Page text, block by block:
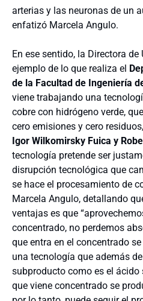
arterias y las neuronas de un
enfatizó Marcela Angulo.
En ese sentido, la Directora de
ejemplo de lo que realiza el
de la Facultad de Ingeniería
viene trabajando una
cobre con hidrógeno verde,
cero emisiones y cero
Igor Wilkomirsky Fuica y
tecnología pretende ser
disrupción tecnológica que
se hace el procesamiento de
Marcela Angulo, detallando
ventajas es que
concentrado, no perdemos
que entra en el concentrado
una tecnología que además
subproducto como es el
que viene concentrado se